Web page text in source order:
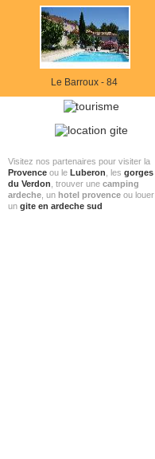
Le Barroux - 84
Visitez nos partenaires pour visiter la
Provence ou le Luberon , les gorges
du Verdon , trouver une camping
ardeche , un hotel provence ou louer
un gite en ardeche sud